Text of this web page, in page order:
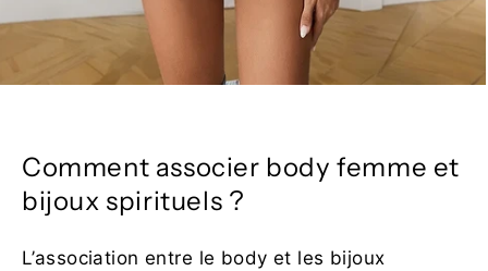
Comment associer body femme et
bijoux spirituels ?
L’association entre le body et les bijoux